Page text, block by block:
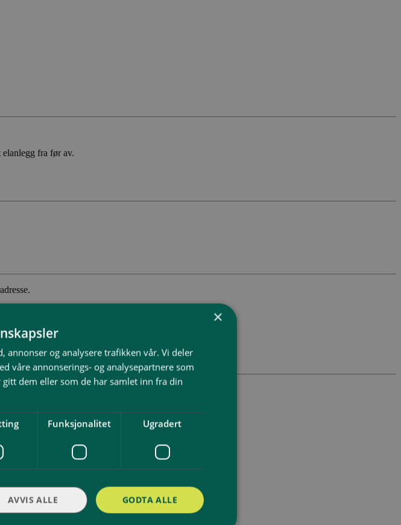
fra før av.
×
og analysere trafikken vår. Vi deler
våre annonserings- og analysepartnere som
dem eller som de har samlet inn fra din
Funksjonalitet Ugradert
GODTA ALLE
AVVIS ALLE